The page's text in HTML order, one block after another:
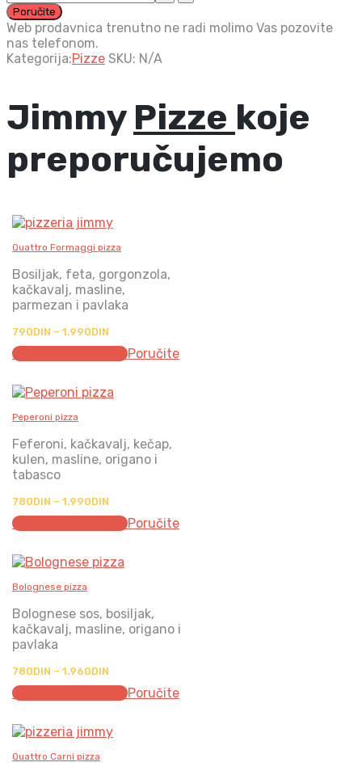
zatvorena
quantity
Poručite
Web prodavnica trenutno ne radi molimo Vas pozovite
nas telefonom.
Kategorija:Pizze SKU: N/A
Jimmy Pizze koje
preporučujemo
Quattro Formaggi pizza
Bosiljak, feta, gorgonzola,
kačkavalj, masline,
parmezan i pavlaka
790DIN – 1.990DIN
цена:
1.990DIN
Одаберите опцијеPoručite
Peperoni pizza
Feferoni, kačkavalj, kečap,
kulen, masline, origano i
tabasco
780DIN – 1.990DIN
цена:
1.990DIN
Одаберите опцијеPoručite
Bolognese pizza
Bolognese sos, bosiljak,
kačkavalj, masline, origano i
pavlaka
780DIN – 1.960DIN
цена:
1.960DIN
Одаберите опцијеPoručite
Quattro Carni pizza